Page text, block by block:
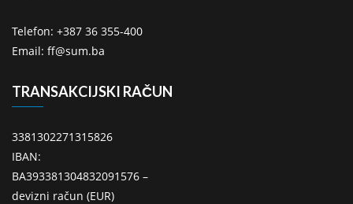
Telefon: +387 36 355-400
Email: ff@sum.ba
TRANSAKCIJSKI RAČUN
3381302271315826
IBAN:
BA393381304832091576 –
devizni račun (EUR)